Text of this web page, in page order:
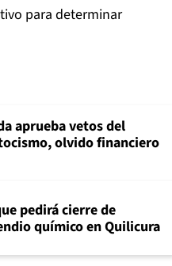
para determinar
aprueba vetos del
olvido financiero
pedirá cierre de
químico en Quilicura